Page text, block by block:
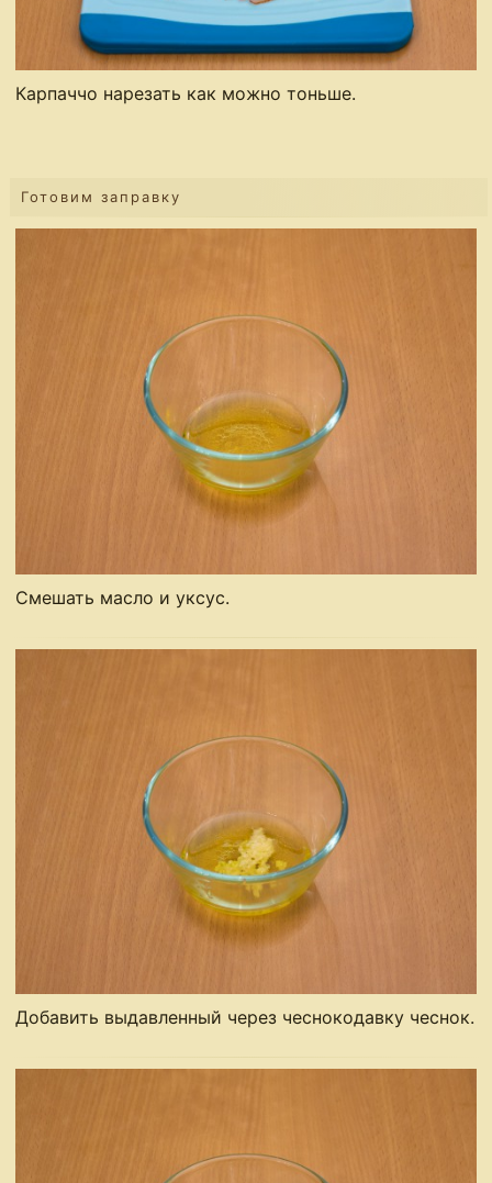
Карпаччо нарезать как можно тоньше.
Готовим заправку
Смешать масло и уксус.
Добавить выдавленный через чеснокодавку чеснок.